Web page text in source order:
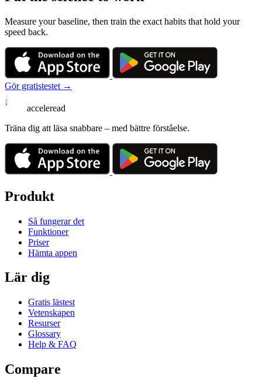
Measure your baseline, then train the exact habits that hold your
speed back.
Gör gratistestet →
acceleread
Träna dig att läsa snabbare – med bättre förståelse.
Produkt
Så fungerar det
Funktioner
Priser
Hämta appen
Lär dig
Gratis lästest
Vetenskapen
Resurser
Glossary
Help & FAQ
Compare